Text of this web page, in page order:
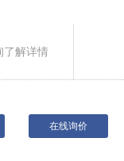
了解详情
在线询价